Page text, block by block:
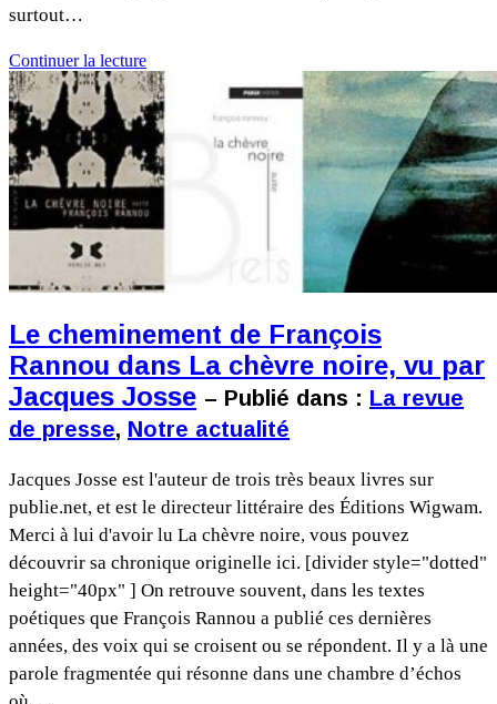
surtout…
Continuer la lecture
Le cheminement de François
Rannou dans La chèvre noire, vu par
Jacques Josse – Publié dans : La revue
de presse, Notre actualité
Jacques Josse est l'auteur de trois très beaux livres sur
publie.net, et est le directeur littéraire des Éditions Wigwam.
Merci à lui d'avoir lu La chèvre noire, vous pouvez
découvrir sa chronique originelle ici. [divider style="dotted"
height="40px" ] On retrouve souvent, dans les textes
poétiques que François Rannou a publié ces dernières
années, des voix qui se croisent ou se répondent. Il y a là une
parole fragmentée qui résonne dans une chambre d’échos